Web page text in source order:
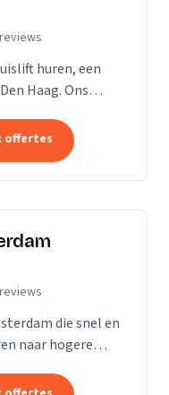
huren, een
Haag. Ons
offertes
die snel en
naar hogere